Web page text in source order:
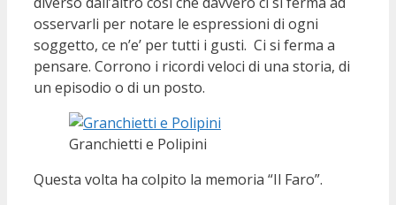
osservarli per notare le espressioni di ogni
soggetto, ce n’e’ per tutti i gusti. Ci si ferma a
pensare. Corrono i ricordi veloci di una storia, di
un episodio o di un posto.
Granchietti e Polipini
Questa volta ha colpito la memoria “Il Faro”.